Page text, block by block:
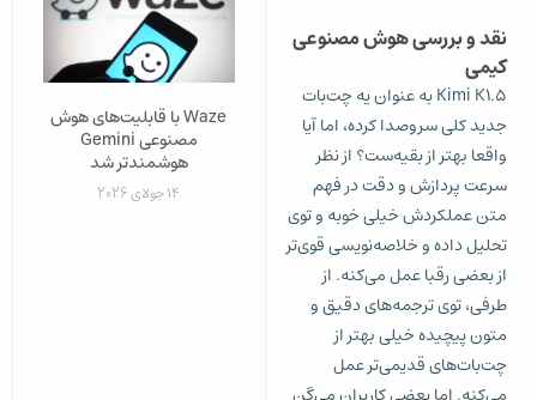
نقد و بررسی هوش مصنوعی
کیمی
Kimi K1.5 به عنوان یه چت‌بات
جدید کلی سروصدا کرده، اما آیا
واقعا بهتر از بقیه‌ست؟ از نظر
سرعت پردازش و دقت در فهم
متن عملکردش خیلی خوبه و توی
تحلیل داده و خلاصه‌نویسی قوی‌تر
از بعضی رقبا عمل می‌کنه. از
طرفی، توی ترجمه‌های دقیق و
متون پیچیده خیلی بهتر از
چت‌بات‌های قدیمی‌تر عمل
Waze با قابلیت‌های هوش
مصنوعی Gemini
هوشمندتر شد
14 جولای 2026